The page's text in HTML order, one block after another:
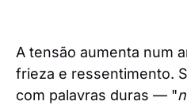
A tensão aumenta num
frieza e ressentimento.
com palavras duras — "